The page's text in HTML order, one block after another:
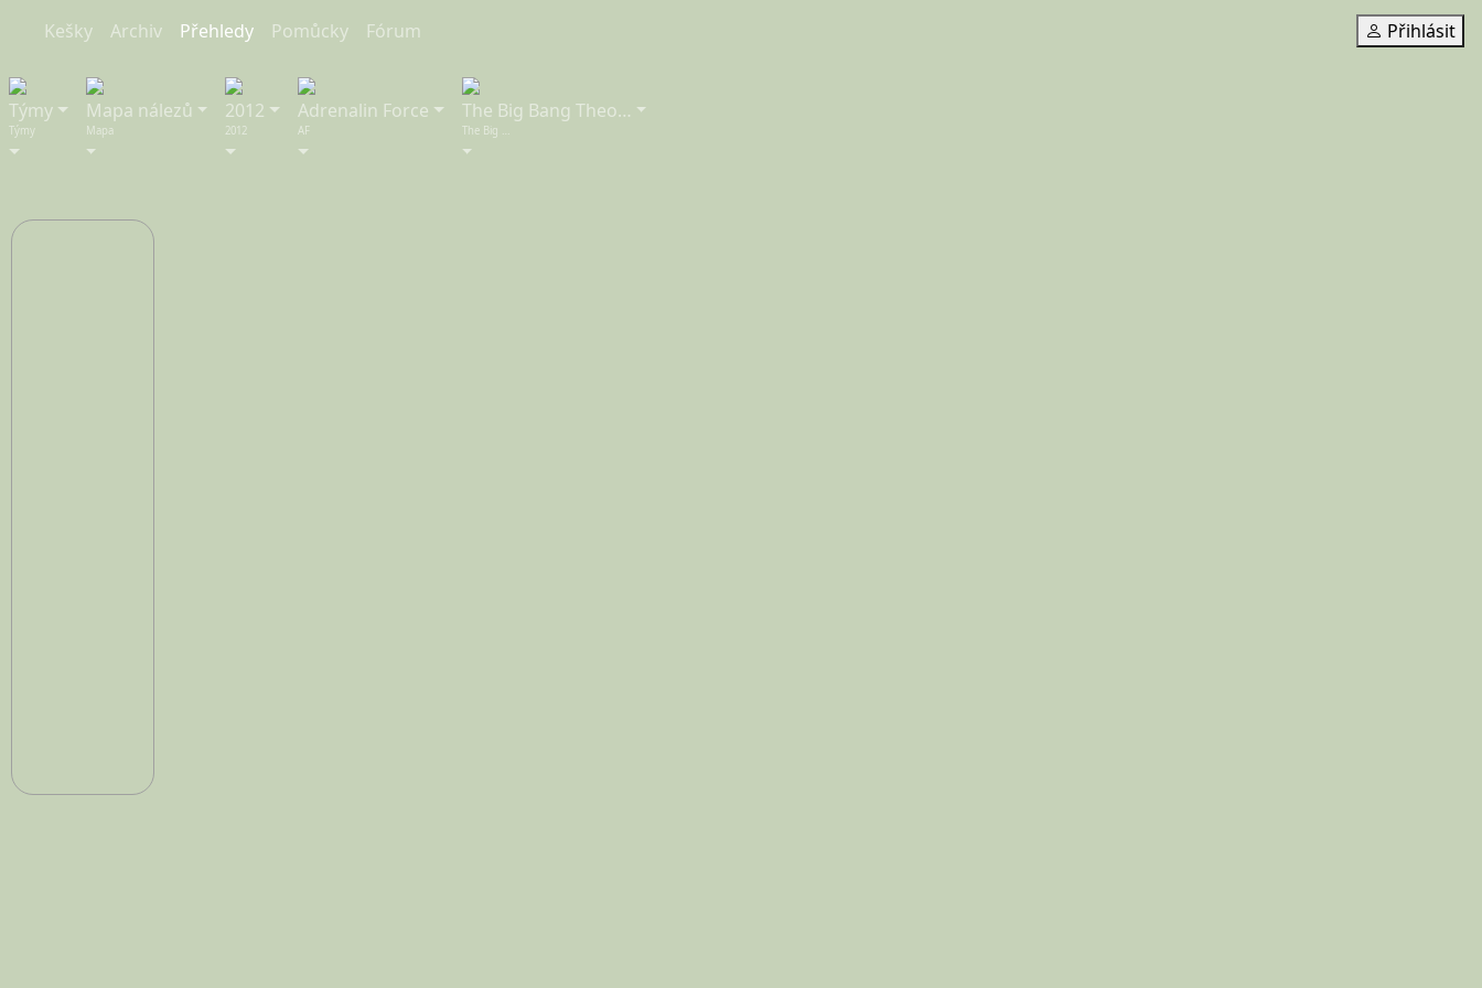
Kešky Archiv Přehledy Pomůcky Fórum Přihlásit
Týmy
Týmy
Mapa nálezů
Mapa
2012
2012
Adrenalin Force
AF
The Big Bang Theo…
The Big …